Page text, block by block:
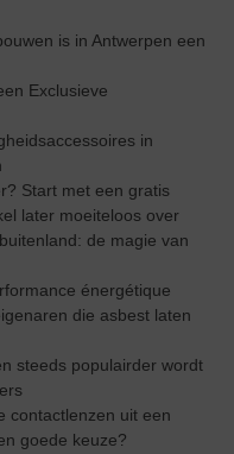
is in Antwerpen een
Exclusieve
in
Start met een gratis
later moeiteloos over
de magie van
énergétique
die asbest laten
steeds populairder wordt
contactlenzen uit een
goede keuze?